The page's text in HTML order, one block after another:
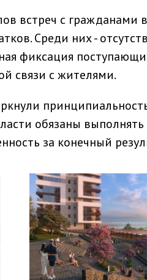
встреч с гражданами
Среди них -
фиксация
связи с жителями.
обязаны
за конечный